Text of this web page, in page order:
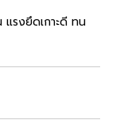
แรงยึดเกาะดี ทน